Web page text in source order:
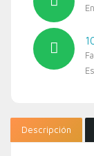
Descripción